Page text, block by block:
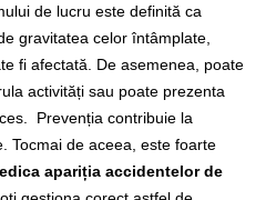
de lucru este definită ca
gravitatea celor întâmplate,
fi afectată. De asemenea, poate
activități sau poate prezenta
Prevenția contribuie la
Tocmai de aceea, este foarte
apariția accidentelor de